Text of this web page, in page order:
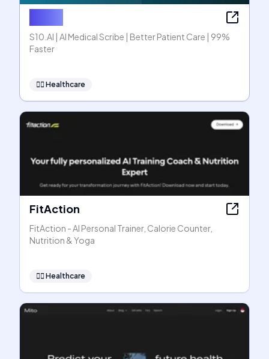
S10.AI | AI Medical Scribe | Better Patient Care | 99%
Faster
👩‍⚕️ Healthcare
FitAction
FitAction - AI Personal Trainer, Calorie Counter,
Nutrition & Yoga
👩‍⚕️ Healthcare